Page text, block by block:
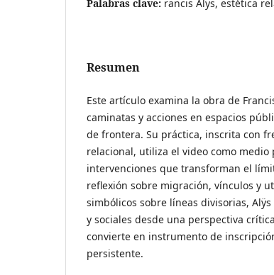
Palabras clave: rancis Alÿs, estética
Resumen
Este artículo examina la obra de
caminatas y acciones en espacios
de frontera. Su práctica, inscrita con
relacional, utiliza el video como
intervenciones que transforman el
reflexión sobre migración, vínculos y
simbólicos sobre líneas divisorias,
y sociales desde una perspectiva
convierte en instrumento de
persistente.